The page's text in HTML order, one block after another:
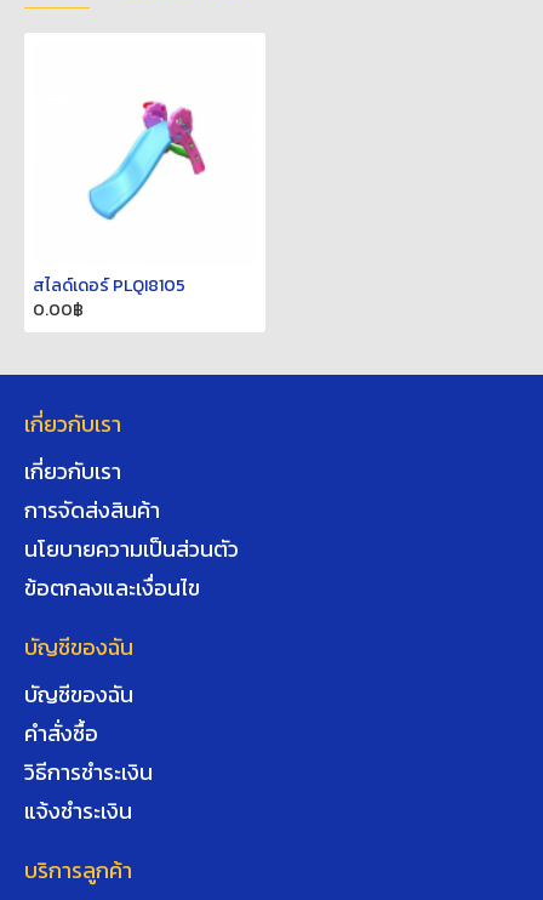
สไลด์เดอร์ PLQI8105
0.00฿
เกี่ยวกับเรา
เกี่ยวกับเรา
การจัดส่งสินค้า
นโยบายความเป็นส่วนตัว
ข้อตกลงและเงื่อนไข
บัญชีของฉัน
บัญชีของฉัน
คำสั่งซื้อ
วิธีการชำระเงิน
แจ้งชำระเงิน
บริการลูกค้า